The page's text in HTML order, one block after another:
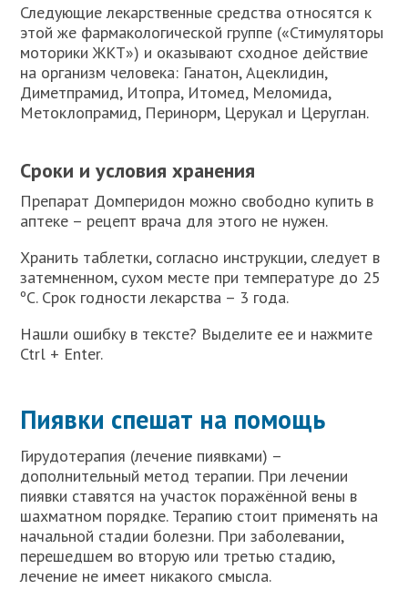
Следующие лекарственные средства относятся к
этой же фармакологической группе («Стимуляторы
моторики ЖКТ») и оказывают сходное действие
на организм человека: Ганатон, Ацеклидин,
Диметпрамид, Итопра, Итомед, Меломида,
Метоклопрамид, Перинорм, Церукал и Церуглан.
Сроки и условия хранения
Препарат Домперидон можно свободно купить в
аптеке – рецепт врача для этого не нужен.
Хранить таблетки, согласно инструкции, следует в
затемненном, сухом месте при температуре до 25
ºC. Срок годности лекарства – 3 года.
Нашли ошибку в тексте? Выделите ее и нажмите
Ctrl + Enter.
Пиявки спешат на помощь
Гирудотерапия (лечение пиявками) –
дополнительный метод терапии. При лечении
пиявки ставятся на участок поражённой вены в
шахматном порядке. Терапию стоит применять на
начальной стадии болезни. При заболевании,
перешедшем во вторую или третью стадию,
лечение не имеет никакого смысла.